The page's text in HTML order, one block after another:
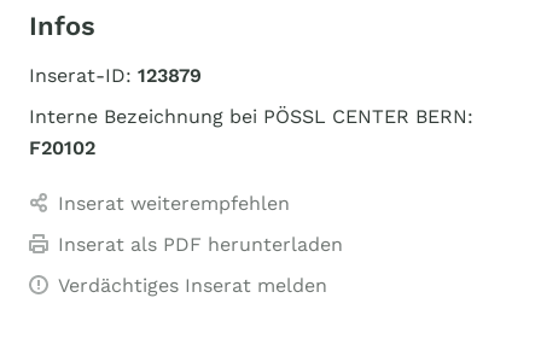
Infos
Inserat-ID: 123879
Interne Bezeichnung bei PÖSSL CENTER BERN:
F20102
Inserat weiterempfehlen
Inserat als PDF herunterladen
Verdächtiges Inserat melden